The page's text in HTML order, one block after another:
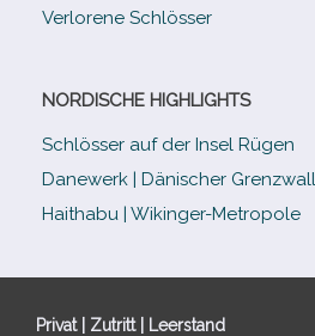
Verlorene Schlösser
NORDISCHE HIGHLIGHTS
Schlösser auf der Insel Rügen
Danewerk | Dänischer Grenzwall
Haithabu | Wikinger-Metropole
Privat | Zutritt | Leerstand